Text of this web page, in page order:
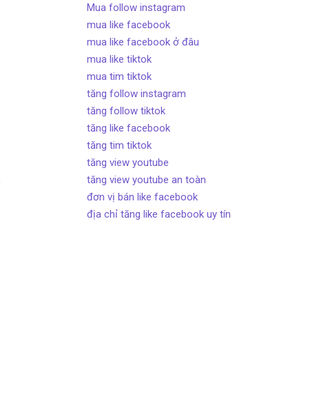
Mua follow instagram
mua like facebook
mua like facebook ở đâu
mua like tiktok
mua tim tiktok
tăng follow instagram
tăng follow tiktok
tăng like facebook
tăng tim tiktok
tăng view youtube
tăng view youtube an toàn
đơn vị bán like facebook
địa chỉ tăng like facebook uy tín